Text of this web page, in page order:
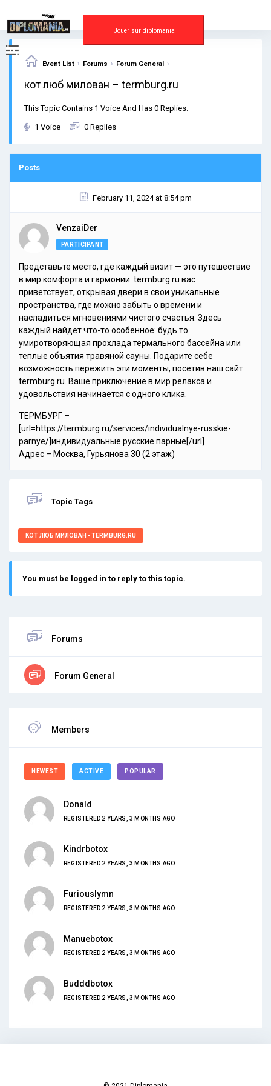
content
Jouer sur diplomania
Event List › Forums › Forum General ›
кот люб милован – termburg.ru
This Topic Contains 1 Voice And Has 0 Replies.
1 Voice 0 Replies
Posts
February 11, 2024 at 8:54 pm
VenzaiDer
PARTICIPANT
Представьте место, где каждый визит — это путешествие
в мир комфорта и гармонии. termburg.ru вас
приветствует, открывая двери в свои уникальные
пространства, где можно забыть о времени и
насладиться мгновениями чистого счастья. Здесь
каждый найдет что-то особенное: будь то
умиротворяющая прохлада термального бассейна или
теплые объятия травяной сауны. Подарите себе
возможность пережить эти моменты, посетив наш сайт
termburg.ru. Ваше приключение в мир релакса и
удовольствия начинается с одного клика.
ТЕРМБУРГ –
[url=https://termburg.ru/services/individualnye-russkie-
parnye/]индивидуальные русские парные[/url]
Адрес – Москва, Гурьянова 30 (2 этаж)
Topic Tags
КОТ ЛЮБ МИЛОВАН - TERMBURG.RU
You must be logged in to reply to this topic.
Forums
Forum General
Members
NEWEST ACTIVE POPULAR
Donald
REGISTERED 2 YEARS, 3 MONTHS AGO
Kindrbotox
REGISTERED 2 YEARS, 3 MONTHS AGO
Furiouslymn
REGISTERED 2 YEARS, 3 MONTHS AGO
Manuebotox
REGISTERED 2 YEARS, 3 MONTHS AGO
Budddbotox
REGISTERED 2 YEARS, 3 MONTHS AGO